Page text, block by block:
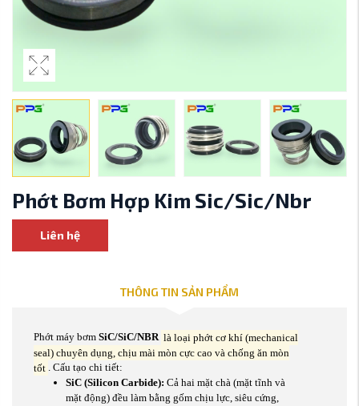
Phớt Bơm Hợp Kim Sic/Sic/Nbr
Liên hệ
THÔNG TIN SẢN PHẨM
Phớt máy bơm SiC/SiC/NBR là loại phớt cơ khí (mechanical
seal) chuyên dụng, chịu mài mòn cực cao và chống ăn mòn
tốt . Cấu tạo chi tiết:
SiC (Silicon Carbide): Cả hai mặt chà (mặt tĩnh và
mặt động) đều làm bằng gốm chịu lực, siêu cứng,